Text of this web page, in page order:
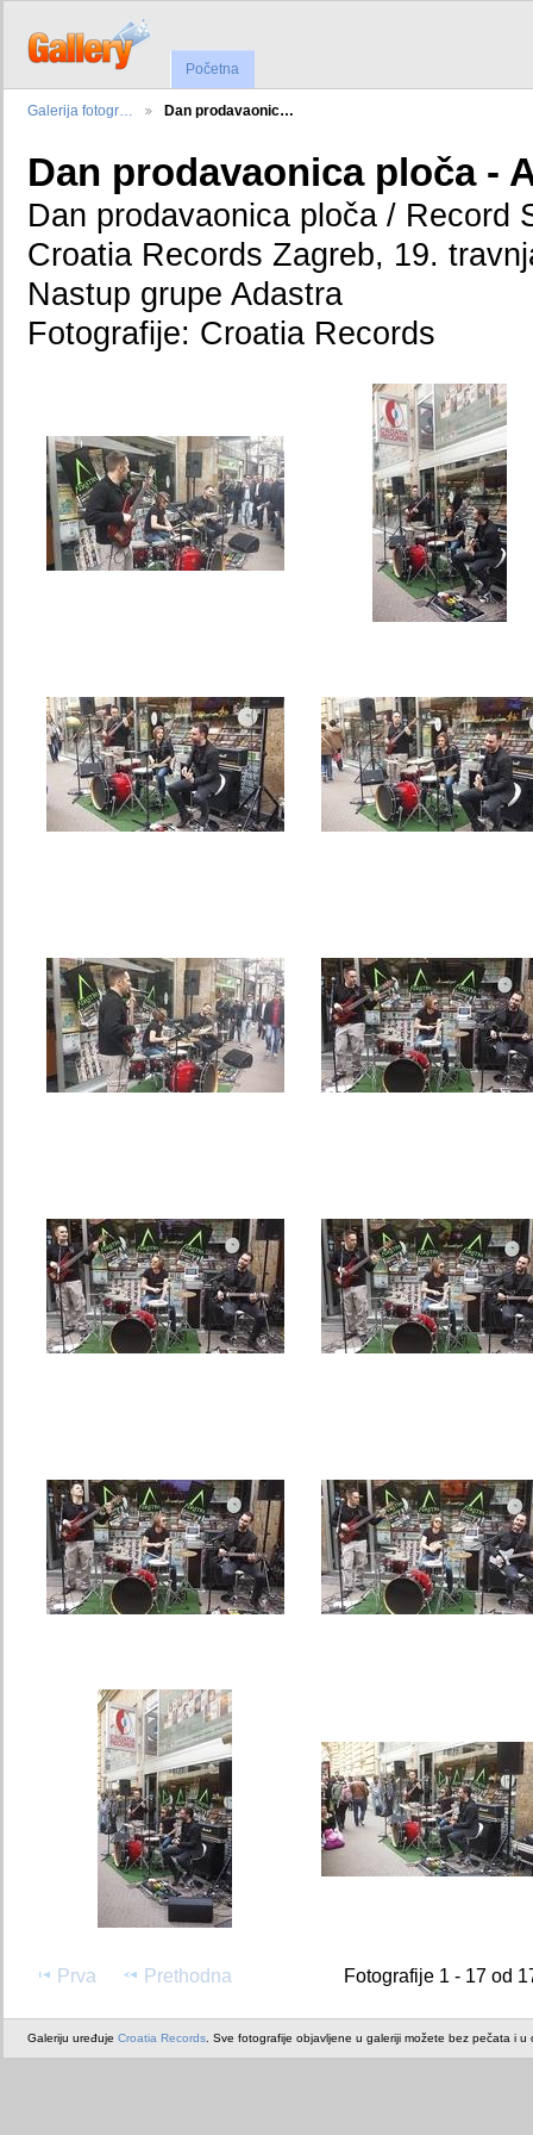
Početna
Galerija fotogr… Dan prodavaonic…
Dan prodavaonica ploča -
Dan prodavaonica ploča / Record
Croatia Records Zagreb, 19.
Nastup grupe Adastra
Fotografije: Croatia Records
Prva Prethodna Fotografije 1 - 17 od
Galeriju uređuje Croatia Records. Sve fotografije objavljene u galeriji možete bez pečata i